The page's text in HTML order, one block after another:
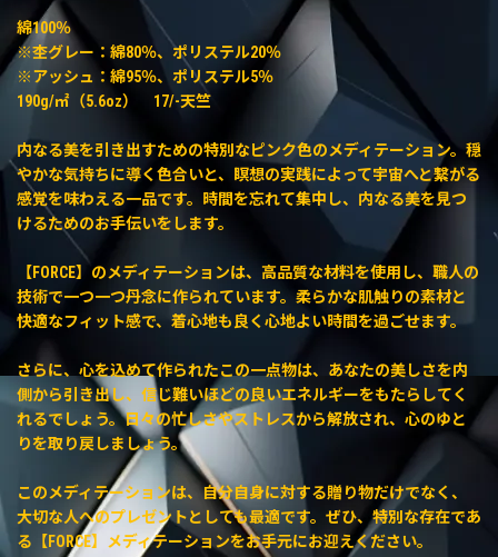
綿100％
※杢グレー：綿80％、ポリステル20％
※アッシュ：綿95％、ポリステル5％
190g/㎡（5.6oz） 17/-天竺
内なる美を引き出すための特別なピンク色のメディテーション。穏
やかな気持ちに導く色合いと、瞑想の実践によって宇宙へと繋がる
感覚を味わえる一品です。時間を忘れて集中し、内なる美を見つ
けるためのお手伝いをします。
【FORCE】のメディテーションは、高品質な材料を使用し、職人の
技術で一つ一つ丹念に作られています。柔らかな肌触りの素材と
快適なフィット感で、着心地も良く心地よい時間を過ごせます。
さらに、心を込めて作られたこの一点物は、あなたの美しさを内
側から引き出し、信じ難いほどの良いエネルギーをもたらしてく
れるでしょう。日々の忙しさやストレスから解放され、心のゆと
りを取り戻しましょう。
このメディテーションは、自分自身に対する贈り物だけでなく、
大切な人へのプレゼントとしても最適です。ぜひ、特別な存在であ
る【FORCE】メディテーションをお手元にお迎えください。